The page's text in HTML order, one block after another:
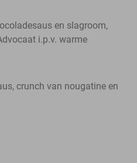
en slagroom,
i.p.v. warme
crunch van nougatine en